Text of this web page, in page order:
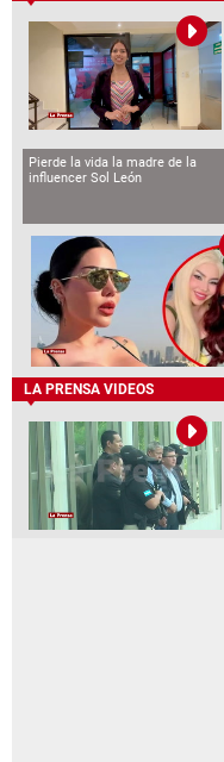
Pierde la vida la madre de la
influencer Sol León
LA PRENSA VIDEOS